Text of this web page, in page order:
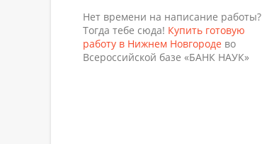
Нет времени на написание работы?
Тогда тебе сюда! Купить готовую
работу в Нижнем Новгороде во
Всероссийской базе «БАНК НАУК»